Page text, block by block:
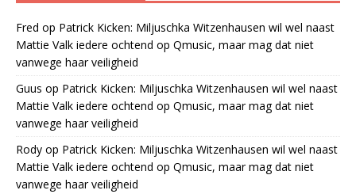
Fred op Patrick Kicken: Miljuschka Witzenhausen wil wel naast
Mattie Valk iedere ochtend op Qmusic, maar mag dat niet
vanwege haar veiligheid
Guus op Patrick Kicken: Miljuschka Witzenhausen wil wel naast
Mattie Valk iedere ochtend op Qmusic, maar mag dat niet
vanwege haar veiligheid
Rody op Patrick Kicken: Miljuschka Witzenhausen wil wel naast
Mattie Valk iedere ochtend op Qmusic, maar mag dat niet
vanwege haar veiligheid